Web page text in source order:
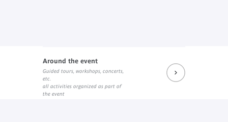
Around the event
Guided tours, workshops, concerts,
etc.
all activities organized as part of
the event